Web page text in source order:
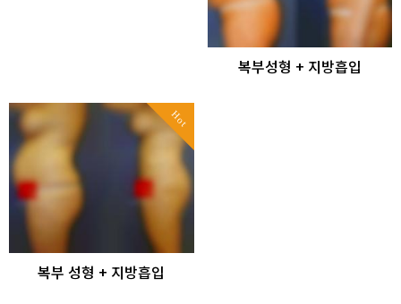
복부성형 + 지방흡입
Hot
복부 성형 + 지방흡입